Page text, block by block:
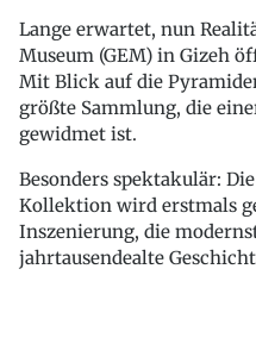
Lange erwartet, nun
Museum (GEM) in Gizeh
Mit Blick auf die
größte Sammlung, die
gewidmet ist.
Besonders spektakulär:
Kollektion wird erstmals
Inszenierung, die
jahrtausendealte